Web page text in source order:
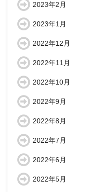
2023年2月
2023年1月
2022年12月
2022年11月
2022年10月
2022年9月
2022年8月
2022年7月
2022年6月
2022年5月